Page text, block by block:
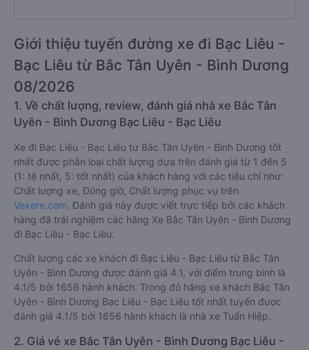
Giới thiệu tuyến đường xe đi Bạc Liêu -
Bạc Liêu từ Bắc Tân Uyên - Bình Dương
08/2026
1. Về chất lượng, review, đánh giá nhà xe Bắc Tân
Uyên - Bình Dương Bạc Liêu - Bạc Liêu
Xe đi Bạc Liêu - Bạc Liêu từ Bắc Tân Uyên - Bình Dương tốt
nhất được phân loại chất lượng dựa trên đánh giá từ 1 đến 5
(1: tệ nhất, 5: tốt nhất) của khách hàng với các tiêu chí như:
Chất lượng xe, Đúng giờ, Chất lượng phục vụ trên
Vexere.com. Đánh giá này được viết trực tiếp bởi các khách
hàng đã trải nghiệm các hãng Xe Bắc Tân Uyên - Bình Dương
đi Bạc Liêu - Bạc Liêu.
Chất lượng các xe khách đi Bạc Liêu - Bạc Liêu từ Bắc Tân
Uyên - Bình Dương được đánh giá 4.1, với điểm trung bình là
4.1/5 bởi 1656 hành khách. Trong đó hãng xe khách Bắc Tân
Uyên - Bình Dương Bạc Liêu - Bạc Liêu tốt nhất tuyến được
đánh giá 4.1/5 bởi 1656 hành khách là nhà xe Tuấn Hiệp.
2. Giá vé xe Bắc Tân Uyên - Bình Dương Bạc Liêu -